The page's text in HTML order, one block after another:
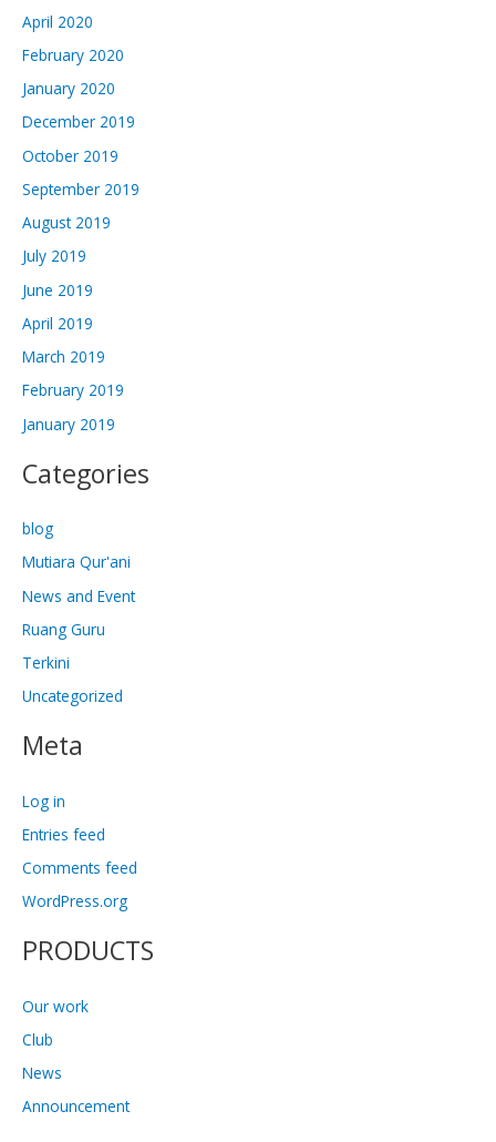
April 2020
February 2020
January 2020
December 2019
October 2019
September 2019
August 2019
July 2019
June 2019
April 2019
March 2019
February 2019
January 2019
Categories
blog
Mutiara Qur'ani
News and Event
Ruang Guru
Terkini
Uncategorized
Meta
Log in
Entries feed
Comments feed
WordPress.org
PRODUCTS
Our work
Club
News
Announcement